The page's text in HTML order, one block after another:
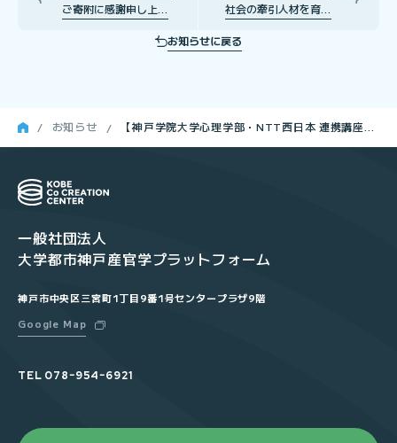
ご寄附に感謝申し上げ
お知らせに戻る
社会の牽引人材を育成
るリカレント教育」の
お知らせ
【神戸学院大学心理学部・NTT西日本 連携講座】
一般社団法人
大学都市神戸産官学プラットフォーム
神戸市中央区三宮町1丁目9番1号センタープラザ9階
Google Map
TEL 078ｰ954ｰ6921